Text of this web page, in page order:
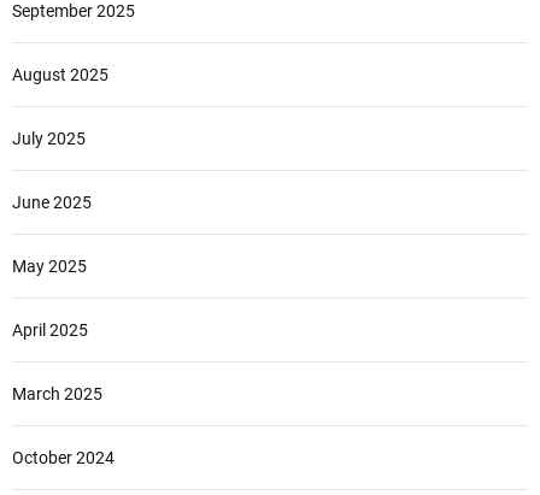
September 2025
August 2025
July 2025
June 2025
May 2025
April 2025
March 2025
October 2024